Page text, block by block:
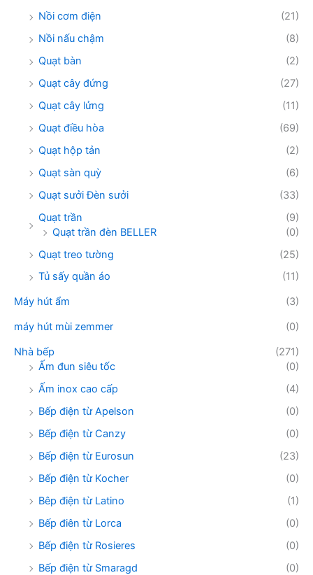
Nồi cơm điện
(21)
Nồi nấu chậm
(8)
Quạt bàn
(2)
Quạt cây đứng
(27)
Quạt cây lửng
(11)
Quạt điều hòa
(69)
Quạt hộp tản
(2)
Quạt sàn quỳ
(6)
Quạt sưởi Đèn sưởi
(33)
Quạt trần
(9)
Quạt trần đèn BELLER
(0)
Quạt treo tường
(25)
Tủ sấy quần áo
(11)
Máy hút ẩm
(3)
máy hút mùi zemmer
(0)
Nhà bếp
(271)
Ấm đun siêu tốc
(0)
Ấm inox cao cấp
(4)
Bếp điện từ Apelson
(0)
Bếp điện từ Canzy
(0)
Bếp điện từ Eurosun
(23)
Bếp điện từ Kocher
(0)
Bêp điện từ Latino
(1)
Bếp điên từ Lorca
(0)
Bếp điện từ Rosieres
(0)
Bếp điện từ Smaragd
(0)